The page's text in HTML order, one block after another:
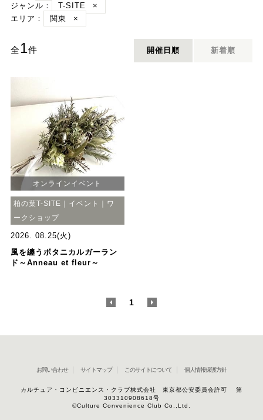
ジャンル：
T-SITE
×
エリア：
関東 ×
全1件 開催日順 新着順
オンラインイベント
柏の葉T-SITE｜イベント｜ワ
ークショップ
2026. 08.25(火)
風を纏うボタニカルガーラン
ド～Anneau et fleur～
1
お問い合わせ サイトマップ このサイトについて 個人情報保護方針
カルチュア・コンビニエンス・クラブ株式会社 東京都公安委員会許可 第
303310908618号
©Culture Convenience Club Co.,Ltd.